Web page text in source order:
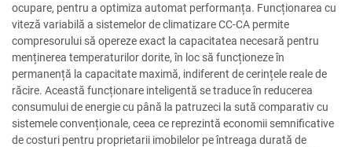
ocupare, pentru a optimiza automat performanța. Funcționarea cu
viteză variabilă a sistemelor de climatizare CC-CA permite
compresorului să opereze exact la capacitatea necesară pentru
menținerea temperaturilor dorite, în loc să funcționeze în
permanență la capacitate maximă, indiferent de cerințele reale de
răcire. Această funcționare inteligentă se traduce în reducerea
consumului de energie cu până la patruzeci la sută comparativ cu
sistemele convenționale, ceea ce reprezintă economii semnificative
de costuri pentru proprietarii imobilelor pe întreaga durată de